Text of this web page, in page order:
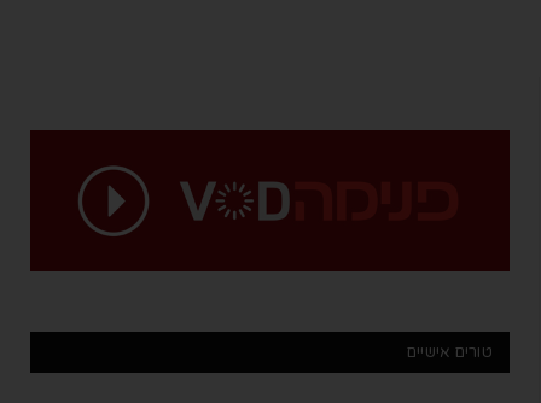
טורים אישיים